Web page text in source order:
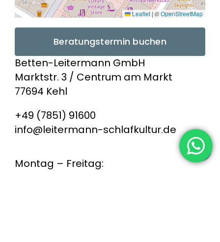
Leaflet |©OpenStreetMap
Beratungstermin buchen
Betten-Leitermann GmbH
Marktstr. 3 / Centrum am Markt
77694 Kehl
+49 (7851) 91600
info@leitermann-schlafkultur.de
Montag – Freitag: